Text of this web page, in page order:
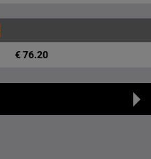
€ 76.20